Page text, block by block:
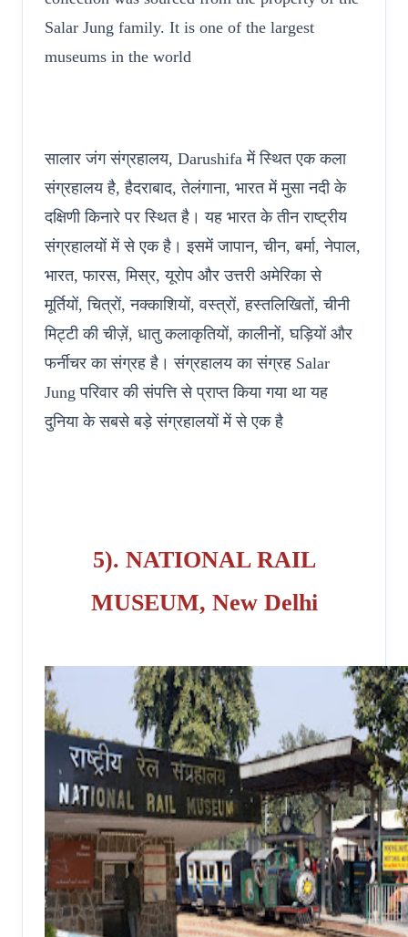
Salar Jung family. It is one of the largest
museums in the world
सालार जंग संग्रहालय, Darushifa में स्थित एक कला
संग्रहालय है, हैदराबाद, तेलंगाना, भारत में मुसा नदी के
दक्षिणी किनारे पर स्थित है। यह भारत के तीन राष्ट्रीय
संग्रहालयों में से एक है। इसमें जापान, चीन, बर्मा, नेपाल,
भारत, फारस, मिस्र, यूरोप और उत्तरी अमेरिका से
मूर्तियों, चित्रों, नक्काशियों, वस्त्रों, हस्तलिखितों, चीनी
मिट्टी की चीज़ें, धातु कलाकृतियों, कालीनों, घड़ियों और
फर्नीचर का संग्रह है। संग्रहालय का संग्रह Salar
Jung परिवार की संपत्ति से प्राप्त किया गया था यह
दुनिया के सबसे बड़े संग्रहालयों में से एक है
5). NATIONAL RAIL
MUSEUM, New Delhi